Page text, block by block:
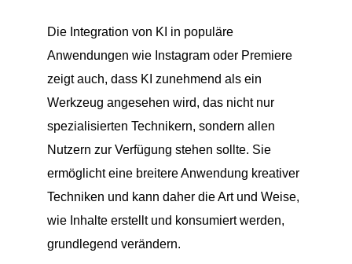
Die Integration von KI in populäre
Anwendungen wie Instagram oder Premiere
zeigt auch, dass KI zunehmend als ein
Werkzeug angesehen wird, das nicht nur
spezialisierten Technikern, sondern allen
Nutzern zur Verfügung stehen sollte. Sie
ermöglicht eine breitere Anwendung kreativer
Techniken und kann daher die Art und Weise,
wie Inhalte erstellt und konsumiert werden,
grundlegend verändern.